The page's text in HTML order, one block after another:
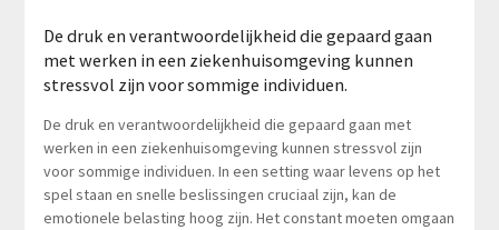
De druk en verantwoordelijkheid die gepaard gaan
met werken in een ziekenhuisomgeving kunnen
stressvol zijn voor sommige individuen.
De druk en verantwoordelijkheid die gepaard gaan met
werken in een ziekenhuisomgeving kunnen stressvol zijn
voor sommige individuen. In een setting waar levens op het
spel staan en snelle beslissingen cruciaal zijn, kan de
emotionele belasting hoog zijn. Het constant moeten omgaan